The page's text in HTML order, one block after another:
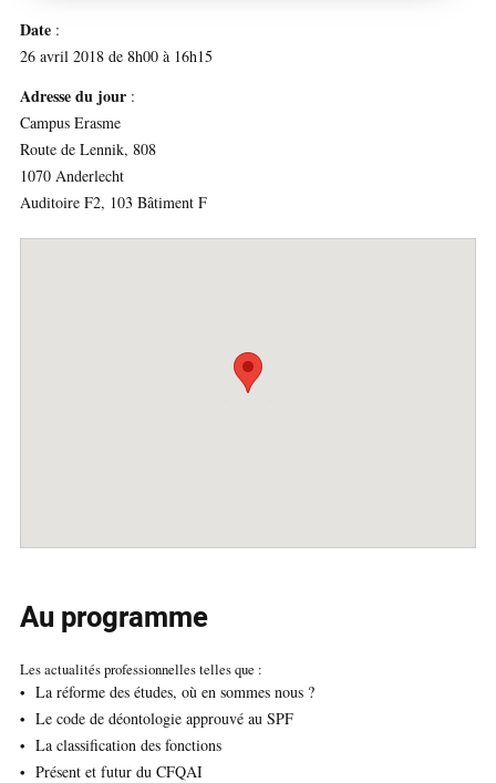
Date :
26 avril 2018 de 8h00 à 16h15
Adresse du jour :
Campus Erasme
Route de Lennik, 808
1070 Anderlecht
Auditoire F2, 103 Bâtiment F
Au programme
Les actualités professionnelles telles que :
La réforme des études, où en sommes nous ?
Le code de déontologie approuvé au SPF
La classification des fonctions
Présent et futur du CFQAI